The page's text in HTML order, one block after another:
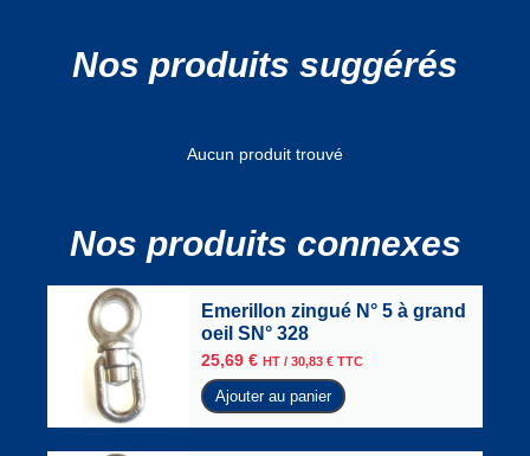
Nos produits suggérés
Aucun produit trouvé
Nos produits connexes
Emerillon zingué N° 5 à grand
oeil SN° 328
25,69 € HT / 30,83 € TTC
Ajouter au panier